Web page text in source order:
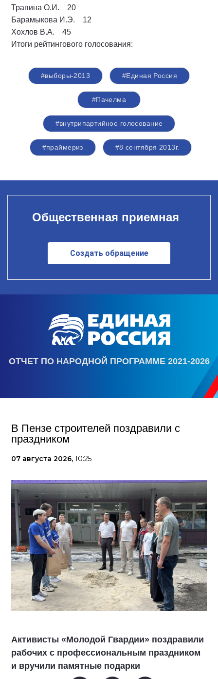
Трапина О.И. 20
Барамыкова И.Э. 12
Хохлов В.А. 45
Итоги рейтингового голосования:
#выборы-2013 #Единая Россия
#Пачелма
#внутрипартийное голосование
#праймериз #8 сентября 2013г.
Общественная приемная
Создать обращение
ОТЧЕТ ПО НАРОДНОЙ ПРОГРАММЕ 2021-2026
В Пензе строителей поздравили с
праздником
07 августа 2026, 10:25
Активисты «Молодой Гвардии» поздравили
рабочих с профессиональным праздником
и вручили памятные подарки